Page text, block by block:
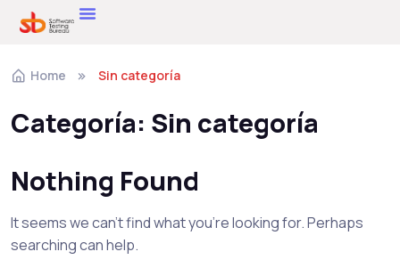
Home Sin categoría
Categoría: Sin categoría
Nothing Found
It seems we can’t find what you’re looking for. Perhaps
searching can help.